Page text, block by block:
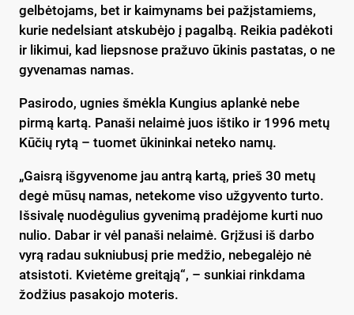
gelbėtojams, bet ir kaimynams bei pažįstamiems,
kurie nedelsiant atskubėjo į pagalbą. Reikia padėkoti
ir likimui, kad liepsnose pražuvo ūkinis pastatas, o ne
gyvenamas namas.
Pasirodo, ugnies šmėkla Kungius aplankė nebe
pirmą kartą. Panaši nelaimė juos ištiko ir 1996 metų
Kūčių rytą – tuomet ūkininkai neteko namų.
„Gaisrą išgyvenome jau antrą kartą, prieš 30 metų
degė mūsų namas, netekome viso užgyvento turto.
Išsivalę nuodėgulius gyvenimą pradėjome kurti nuo
nulio. Dabar ir vėl panaši nelaimė. Grįžusi iš darbo
vyrą radau sukniubusį prie medžio, nebegalėjo nė
atsistoti. Kvietėme greitąją“, – sunkiai rinkdama
žodžius pasakojo moteris.